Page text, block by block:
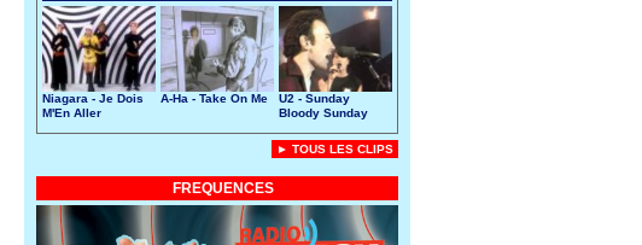
Niagara - Je Dois
M'En Aller
A-Ha - Take On Me
U2 - Sunday
Bloody Sunday
► TOUS LES CLIPS
FREQUENCES